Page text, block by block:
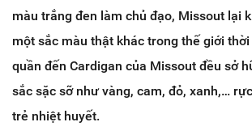
màu trắng đen làm chủ đạo, Missout lại
một sắc màu thật khác trong thế giới
quần đến Cardigan của Missout đều sở
sắc sặc sỡ như vàng, cam, đỏ, xanh,…
trẻ nhiệt huyết.